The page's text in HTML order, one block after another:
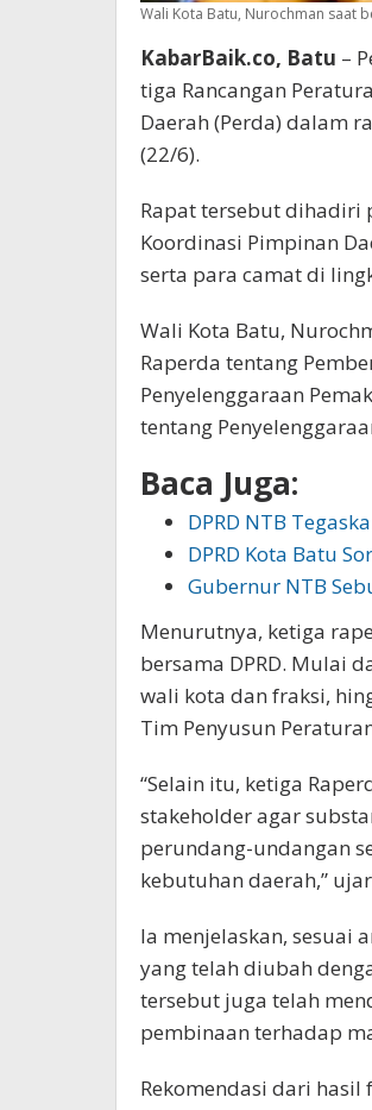
Wali Kota Batu, Nurochman saat
KabarBaik.co, Batu –
tiga Rancangan
Daerah (Perda) dalam
(22/6).
Rapat tersebut dihadiri
Koordinasi Pimpinan
serta para camat di
Wali Kota Batu,
Raperda tentang
Penyelenggaraan
tentang
Baca Juga:
DPRD NTB
DPRD Kota Batu
Gubernur NTB
Menurutnya, ketiga
bersama DPRD. Mulai
wali kota dan fraksi,
Tim Penyusun
“Selain itu, ketiga
stakeholder agar
perundang-undangan
kebutuhan daerah,”
Ia menjelaskan, sesuai
yang telah diubah
tersebut juga telah
pembinaan terhadap
Rekomendasi dari